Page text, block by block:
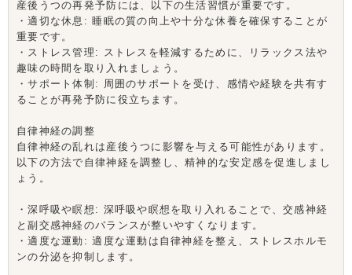
産後うつの再発予防には、以下の生活習慣が重要です。
・適切な休息: 睡眠の質の向上や十分な休養を確保することが
重要です。
・ストレス管理: ストレスを軽減するために、リラックス法や
趣味の時間を取り入れましょう。
・サポート体制: 周囲のサポートを受け、感情や経験を共有す
ることが再発予防に役立ちます。
自律神経の調整
自律神経の乱れは産後うつに影響を与える可能性があります。
以下の方法で自律神経を調整し、精神的な安定感を促進しまし
ょう。
・深呼吸や瞑想: 深呼吸や瞑想を取り入れることで、交感神経
と副交感神経のバランスが整いやすくなります。
・適度な運動: 適度な運動は自律神経を整え、ストレスホルモ
ンの分泌を抑制します。